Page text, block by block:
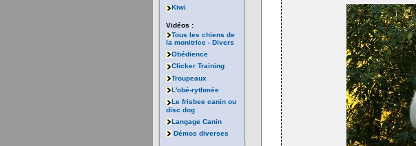
Kiwi
Vidéos :
Tous les chiens de
la monitrice - Divers
Obédience
Clicker Training
Troupeaux
L'obé-rythmée
Le frisbee canin ou
disc dog
Langage Canin
Démos diverses